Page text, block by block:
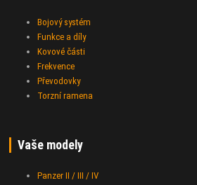
Bojový systém
Funkce a díly
Kovové části
Frekvence
Převodovky
Torzní ramena
Vaše modely
Panzer II / III / IV